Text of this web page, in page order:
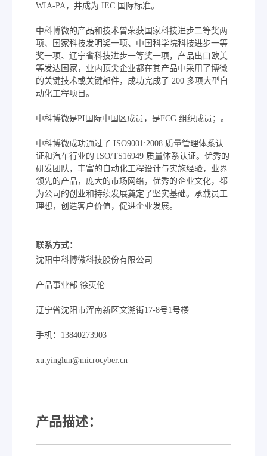
WIA-PA，并成为 IEC 国际标准。
中科博微的产品和技术曾荣获国家科技进步二等奖两
项、国家科技发明奖一项、中国科学院科技进步一等
奖一项、辽宁省科技进步一等奖一项，产品出口欧美
等发达国家，业内顶尖企业都在其产品中采用了博微
的关键技术或关键部件，成功完成了 200 多项大型自
动化工程项目。
中科博微是PI国际中国区成员，是FCG 组织成员；。
中科博微成功通过了 ISO9001:2008 质量管理体系认
证和汽车行业的 ISO/TS16949 质量体系认证。优秀的
研发团队，丰富的自动化工程设计与实施经验，业界
领先的产品，庞大的市场网络，优秀的企业文化，都
为公司的创业和持续发展奠定了坚实基础。承载员工
理想，创造客户价值，促进企业发展。
联系方式：
沈阳中科博微科技股份有限公司
产品事业部 徐英伦
辽宁省沈阳市浑南新区文溯街17-8号1号楼
手机：13840273903
xu.yinglun@microcyber.cn
产品描述：